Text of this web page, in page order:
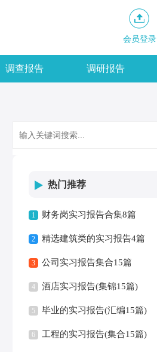
会员登录
调查报告 调研报告
热门推荐
1 财务岗实习报告合集8篇
2 精选建筑类的实习报告4篇
3 公司实习报告集合15篇
4 酒店实习报告(集锦15篇)
5 毕业的实习报告(汇编15篇)
6 工程的实习报告(集合15篇)